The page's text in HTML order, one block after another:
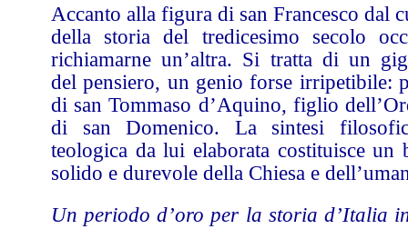
Accanto alla figura di san Francesco dal
della storia del tredicesimo secolo
richiamarne un’altra. Si tratta di un
del pensiero, un genio forse irripetibile:
di san Tommaso d’Aquino, figlio
di san Domenico. La sintesi
teologica da lui elaborata costituisce un
solido e durevole della Chiesa e
Un periodo d’oro per la storia d’Italia